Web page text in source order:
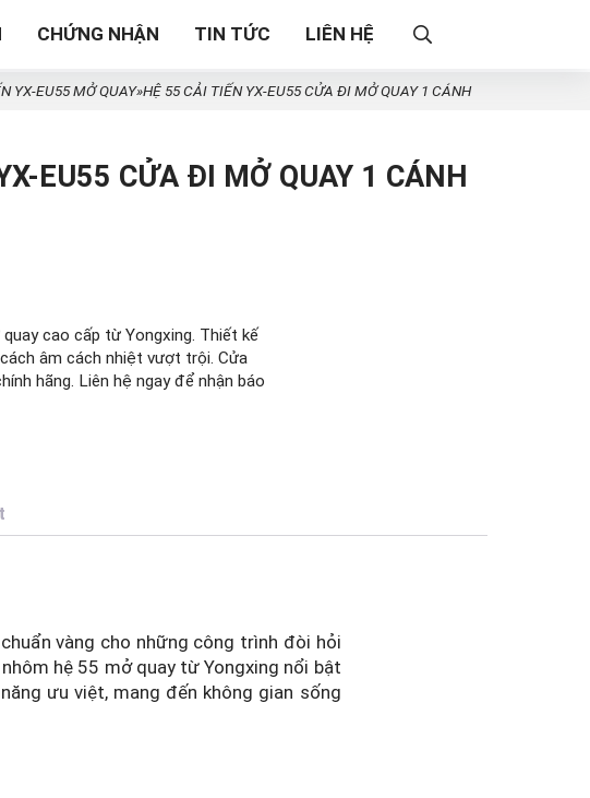
CHỨNG NHẬN TIN TỨC LIÊN HỆ
YX-EU55 MỞ QUAY»HỆ 55 CẢI TIẾN YX-EU55 CỬA ĐI MỞ QUAY 1 CÁNH
EU55 CỬA ĐI MỞ QUAY 1 CÁNH
cao cấp từ Yongxing. Thiết kế
âm cách nhiệt vượt trội. Cửa
hãng. Liên hệ ngay để nhận báo
vàng cho những công trình đòi hỏi
hệ 55 mở quay từ Yongxing nổi bật
ưu việt, mang đến không gian sống